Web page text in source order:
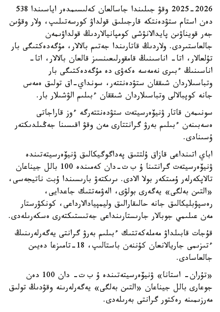
2025-2026 وقۋ جىلىندا جاسالعان كەلىسىمدەر اياسىندا 538
دەن استام ستۋدەنتكە قارجىلىق قولداۋ كورسەتىلىپ، ولار وقۋىن
جەر قويناۋىن پايدالانۋشى كومپانيالاردىڭ قولداۋىمەن
جالعاستىردى. ولاردىڭ قاتارىندا جەتىم بالالار، مۇگەدەكتىگى بار
تۇلعالار، اتا- اناسىنىڭ قامقورلىعىنسىز قالعان بالالار، اتا-
اناسىنىڭ ءبىرى نەمەسە ەكەۋى دە مۇگەدەكتىگى بار
وتباسىلاردان شىققان ستۋدەنتتەر، سونداي-اق تولىق ەمەس
جانە كوپبالالى وتباسىلاردان شىققان ءبىلىم الۋشىلار بار.
سونىمەن قاتار ۋنيۆەرسيتەت ستۋدەنتتەرگە ءوز قاراجاتى
ەسەبىنەن ءبىلىم بەرۋ گرانتتارى مەن وقۋ اقىسىنا جەڭىلدىكتەر
ۇسىنادى.
اباي اتىنداعى قازاق ۇلتتىق پەداگوگيكالىق ۋنيۆەرسيتەتىندە
ۋنيۆەرسيتەت گرانتىنا ۇ ب ت-دان كەمىندە 100 بالل جيناعان
تالاپكەرلەر ۇمىتكەر بولا الادى. ىرىكتەۋ بارىسىندا ۇبت ناتيجەسى،
«التىن بەلگى» يەگەرى بولۋى، الەۋمەتتىك جاعدايى،
رەسپۋبليكالىق جانە حالىقارالىق وليمپيادالارداعى، كونكۋرستار
مەن عىلىمي جوبالار جارىستارىنداعى جەتىستىكتەرى ەسكەرىلەدى.
قۇجات قابىلداۋ مەملەكەتتىك ءبىلىم بەرۋ گرانتى يەگەرلەرىنىڭ
ءتىزىمى جاريالانعان كۇننەن باستالىپ، 18-تامىزعا دەيىن
جالعاسادى.
«تۇران- استانا» ۋنيۆەرسيتەتىندە ۇ ب ت- دان 100 دەن
جوعارى بالل جيناعان «التىن بەلگى» يەگەرلەرىنە وقۋدىڭ تولىق
مەرزىمىنە رەكتور گرانتى بەرىلەدى.